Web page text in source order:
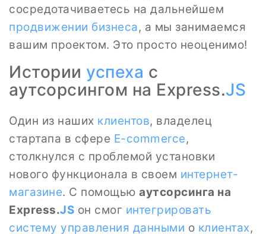
сосредотачиваетесь на дальнейшем
продвижении бизнеса, а мы занимаемся
вашим проектом. Это просто неоценимо!
Истории успеха с
аутсорсингом на Express.JS
Один из наших клиентов, владелец
стартапа в сфере E-commerce,
столкнулся с проблемой установки
нового функционала в своем интернет-
магазине. С помощью аутсорсинга на
Express.JS он смог интегрировать
систему управления данными о клиентах,